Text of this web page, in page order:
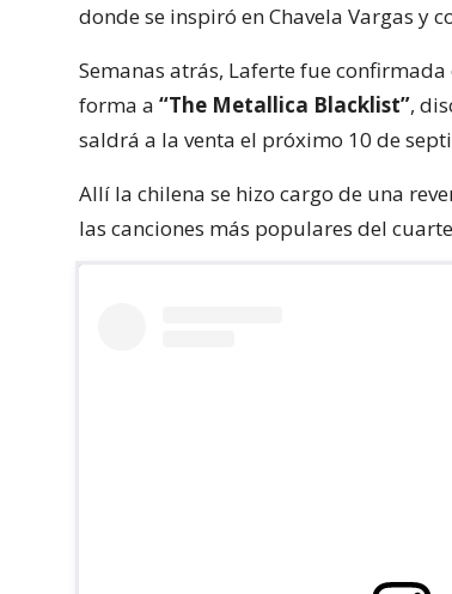
donde se inspiró en Chavela Vargas y
Semanas atrás, Laferte fue
forma a “The Metallica Blacklist”,
saldrá a la venta el próximo 10 de
Allí la chilena se hizo cargo de una
las canciones más populares del